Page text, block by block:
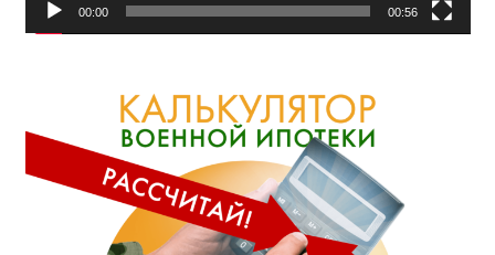
00:00 00:56